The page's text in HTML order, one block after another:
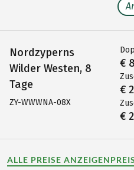
Nordzyperns
Wilder Westen, 8
Tage
ZY-WWWNA-08X
€
€
€
ALLE PREISE ANZEIGEN